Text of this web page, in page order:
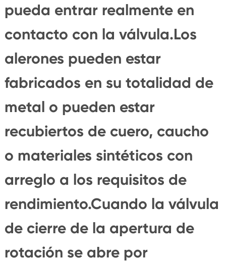
pueda entrar realmente en
contacto con la válvula.Los
alerones pueden estar
fabricados en su totalidad de
metal o pueden estar
recubiertos de cuero, caucho
o materiales sintéticos con
arreglo a los requisitos de
rendimiento.Cuando la válvula
de cierre de la apertura de
rotación se abre por